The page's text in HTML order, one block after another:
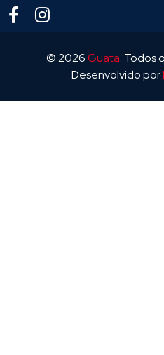
© 2026Guata. Todos
Desenvolvido por